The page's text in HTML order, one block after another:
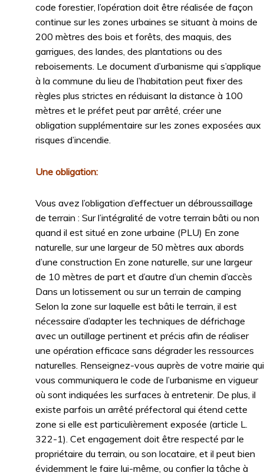
code forestier, l’opération doit être réalisée de façon
continue sur les zones urbaines se situant à moins de
200 mètres des bois et forêts, des maquis, des
garrigues, des landes, des plantations ou des
reboisements. Le document d’urbanisme qui s’applique
à la commune du lieu de l’habitation peut fixer des
règles plus strictes en réduisant la distance à 100
mètres et le préfet peut par arrêté, créer une
obligation supplémentaire sur les zones exposées aux
risques d’incendie.
Une obligation:
Vous avez l’obligation d’effectuer un débroussaillage
de terrain : Sur l’intégralité de votre terrain bâti ou non
quand il est situé en zone urbaine (PLU) En zone
naturelle, sur une largeur de 50 mètres aux abords
d’une construction En zone naturelle, sur une largeur
de 10 mètres de part et d’autre d’un chemin d’accès
Dans un lotissement ou sur un terrain de camping
Selon la zone sur laquelle est bâti le terrain, il est
nécessaire d’adapter les techniques de défrichage
avec un outillage pertinent et précis afin de réaliser
une opération efficace sans dégrader les ressources
naturelles. Renseignez-vous auprès de votre mairie qui
vous communiquera le code de l’urbanisme en vigueur
où sont indiquées les surfaces à entretenir. De plus, il
existe parfois un arrêté préfectoral qui étend cette
zone si elle est particulièrement exposée (article L.
322-1). Cet engagement doit être respecté par le
propriétaire du terrain, ou son locataire, et il peut bien
évidemment le faire lui-même, ou confier la tâche à